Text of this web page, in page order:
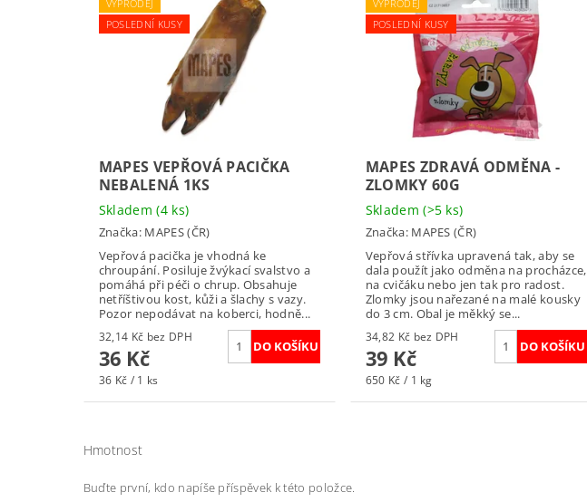
VÝPRODEJ
POSLEDNÍ KUSY
MAPES VEPŘOVÁ PACIČKA
NEBALENÁ 1KS
Skladem(4 ks)
Značka: MAPES (ČR)
Vepřová pacička je vhodná ke
chroupání. Posiluje žvýkací svalstvo a
pomáhá při péči o chrup. Obsahuje
netříštivou kost, kůži a šlachy s vazy.
Pozor nepodávat na koberci, hodně...
32,14 Kč bez DPH
36 Kč
36 Kč / 1 ks
VÝPRODEJ
POSLEDNÍ KUSY
MAPES ZDRAVÁ ODMĚNA -
ZLOMKY 60G
Skladem(>5 ks)
Značka: MAPES (ČR)
Vepřová střívka upravená tak, aby se
dala použít jako odměna na procházce,
na cvičáku nebo jen tak pro radost.
Zlomky jsou nařezané na malé kousky
do 3 cm. Obal je měkký se...
34,82 Kč bez DPH
39 Kč
650 Kč / 1 kg
Hmotnost
Buďte první, kdo napíše příspěvek k této položce.